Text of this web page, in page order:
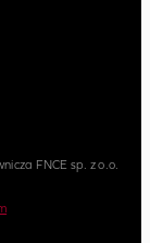
FNCE sp. z o.o.